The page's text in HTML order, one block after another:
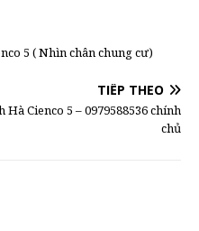
5 ( Nhìn chân chung cư)
TIẾP THEO
Cienco 5 – 0979588536 chính
chủ